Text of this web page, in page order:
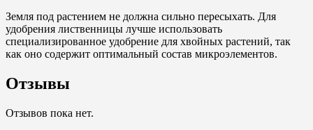
Земля под растением не должна сильно пересыхать. Для
удобрения лиственницы лучше использовать
специализированное удобрение для хвойных растений, так
как оно содержит оптимальный состав микроэлементов.
Отзывы
Отзывов пока нет.